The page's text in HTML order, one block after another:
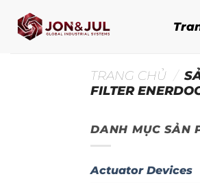
qua
TRANG CHỦ /
FILTER
DANH MỤC SẢN
Actuator Devices